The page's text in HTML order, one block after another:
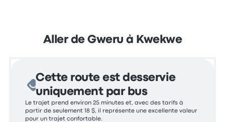
Aller de Gweru à Kwekwe
Cette route est desservie
uniquement par bus
Le trajet prend environ 25 minutes et, avec des tarifs à
partir de seulement 18 $, il représente une excellente valeur
pour un trajet confortable.